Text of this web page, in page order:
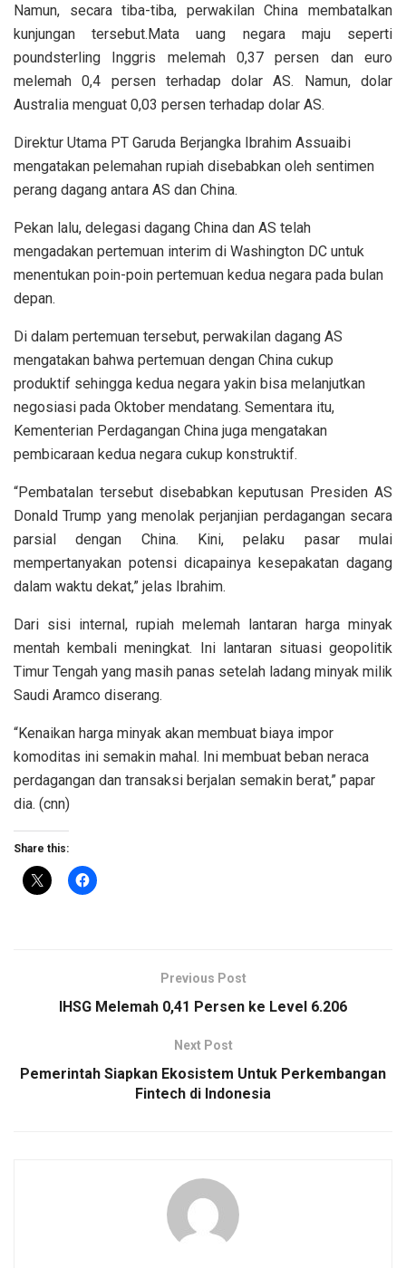
Namun, secara tiba-tiba, perwakilan China membatalkan
kunjungan tersebut.Mata uang negara maju seperti
poundsterling Inggris melemah 0,37 persen dan euro
melemah 0,4 persen terhadap dolar AS. Namun, dolar
Australia menguat 0,03 persen terhadap dolar AS.
Direktur Utama PT Garuda Berjangka Ibrahim Assuaibi
mengatakan pelemahan rupiah disebabkan oleh sentimen
perang dagang antara AS dan China.
Pekan lalu, delegasi dagang China dan AS telah
mengadakan pertemuan interim di Washington DC untuk
menentukan poin-poin pertemuan kedua negara pada bulan
depan.
Di dalam pertemuan tersebut, perwakilan dagang AS
mengatakan bahwa pertemuan dengan China cukup
produktif sehingga kedua negara yakin bisa melanjutkan
negosiasi pada Oktober mendatang. Sementara itu,
Kementerian Perdagangan China juga mengatakan
pembicaraan kedua negara cukup konstruktif.
“Pembatalan tersebut disebabkan keputusan Presiden AS
Donald Trump yang menolak perjanjian perdagangan secara
parsial dengan China. Kini, pelaku pasar mulai
mempertanyakan potensi dicapainya kesepakatan dagang
dalam waktu dekat,” jelas Ibrahim.
Dari sisi internal, rupiah melemah lantaran harga minyak
mentah kembali meningkat. Ini lantaran situasi geopolitik
Timur Tengah yang masih panas setelah ladang minyak milik
Saudi Aramco diserang.
“Kenaikan harga minyak akan membuat biaya impor
komoditas ini semakin mahal. Ini membuat beban neraca
perdagangan dan transaksi berjalan semakin berat,” papar
dia. (cnn)
Share this:
Previous Post
IHSG Melemah 0,41 Persen ke Level 6.206
Next Post
Pemerintah Siapkan Ekosistem Untuk Perkembangan
Fintech di Indonesia